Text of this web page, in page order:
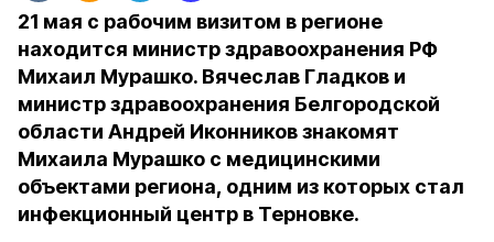
21 мая с рабочим визитом в регионе
находится министр здравоохранения РФ
Михаил Мурашко. Вячеслав Гладков и
министр здравоохранения Белгородской
области Андрей Иконников знакомят
Михаила Мурашко с медицинскими
объектами региона, одним из которых стал
инфекционный центр в Терновке.